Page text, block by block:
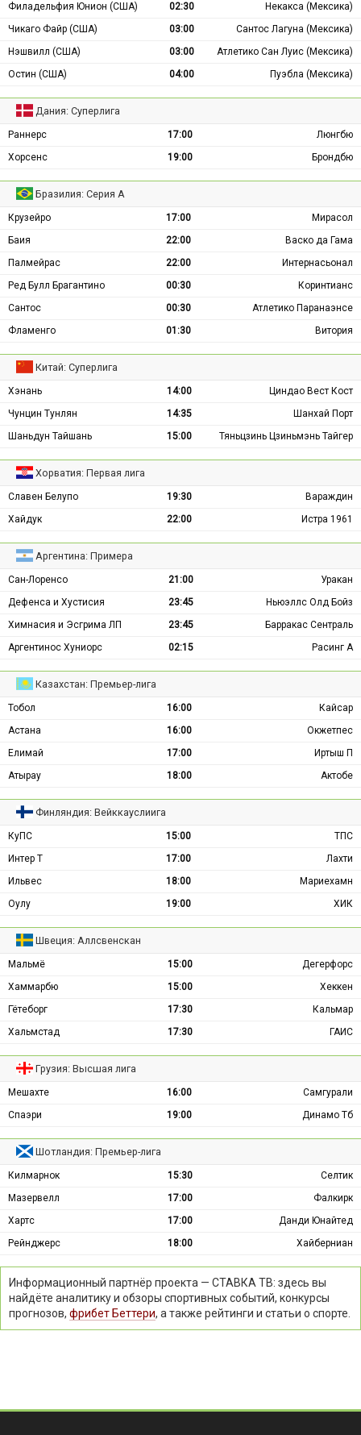
Филадельфия Юнион (США)
02:30
Некакса (Мексика)
Чикаго Файр (США)
03:00
Сантос Лагуна (Мексика)
Нэшвилл (США)
03:00
Атлетико Сан Луис (Мексика)
Остин (США)
04:00 Пуэбла (Мексика)
Дания: Суперлига
Раннерс 17:00
Люнгбю
Хорсенс
19:00 Брондбю
Бразилия: Серия А
Крузейро 17:00
Мирасол
Баия
22:00
Васко да Гама
Палмейрас
22:00
Интернасьонал
Ред Булл Брагантино
00:30
Коринтианс
Сантос
00:30
Атлетико Паранаэнсе
Фламенго
01:30 Витория
Китай: Суперлига
Хэнань 14:00
Циндао Вест Кост
Чунцин Тунлян
14:35
Шанхай Порт
Шаньдун Тайшань
15:00 Тяньцзинь Цзиньмэнь Тайгер
Хорватия: Первая лига
Славен Белупо 19:30
Вараждин
Хайдук
22:00 Истра 1961
Аргентина: Примера
Сан-Лоренсо 21:00
Уракан
Дефенса и Хустисия
23:45
Ньюэллс Олд Бойз
Химнасия и Эсгрима ЛП
23:45
Барракас Сентраль
Аргентинос Хуниорс
02:15 Расинг А
Казахстан: Премьер-лига
Тобол 16:00
Кайсар
Астана
16:00
Окжетпес
Елимай
17:00
Иртыш П
Атырау
18:00 Актобе
Финляндия: Вейккауслиига
КуПС 15:00
ТПС
Интер Т
17:00
Лахти
Ильвес
18:00
Мариехамн
Оулу
19:00 ХИК
Швеция: Аллсвенскан
Мальмё 15:00
Дегерфорс
Хаммарбю
15:00
Хеккен
Гётеборг
17:30
Кальмар
Хальмстад
17:30 ГАИС
Грузия: Высшая лига
Мешахте 16:00
Самгурали
Спаэри
19:00 Динамо Тб
Шотландия: Премьер-лига
Килмарнок 15:30
Селтик
Мазервелл
17:00
Фалкирк
Хартс
17:00
Данди Юнайтед
Рейнджерс
18:00 Хайберниан
Информационный партнёр проекта — СТАВКА ТВ: здесь вы
найдёте аналитику и обзоры спортивных событий, конкурсы
прогнозов, фрибет Беттери, а также рейтинги и статьи о спорте.